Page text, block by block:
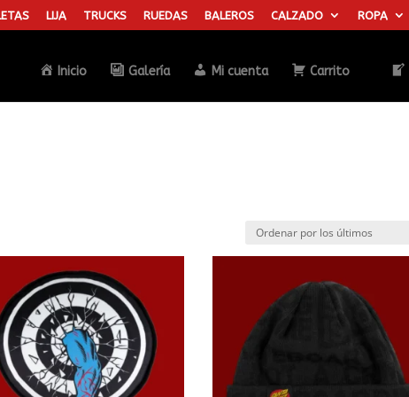
LIJA TRUCKS RUEDAS BALEROS CALZADO ROPA
Inicio Galería Mi cuenta Carrito
Búsqueda